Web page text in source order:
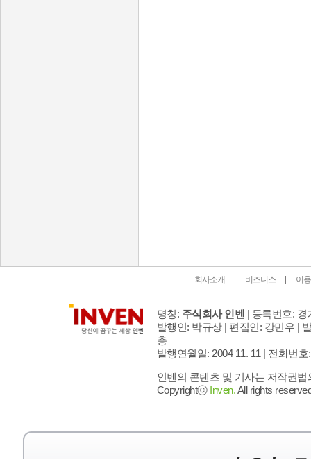
회사소개 비즈니스 이
명칭: 주식회사 인벤 | 등록번호: 경
발행인: 박규상 | 편집인: 강민우 |
층
발행연월일: 2004 11. 11 | 전화번호
인벤의 콘텐츠 및 기사는 저작권
Copyrightⓒ Inven.All rights